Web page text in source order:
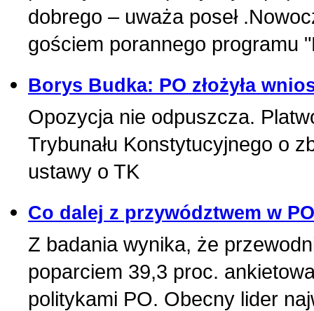
dobrego – uważa poseł
gościem porannego programu
Borys Budka: PO złożyła
Opozycja nie odpuszcza.
Trybunału Konstytucyjnego o
ustawy o TK
Co dalej z przywództwem w
Z badania wynika, że
poparciem 39,3 proc.
politykami PO. Obecny lider